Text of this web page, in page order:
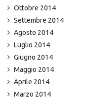
Ottobre 2014
Settembre 2014
Agosto 2014
Luglio 2014
Giugno 2014
Maggio 2014
Aprile 2014
Marzo 2014